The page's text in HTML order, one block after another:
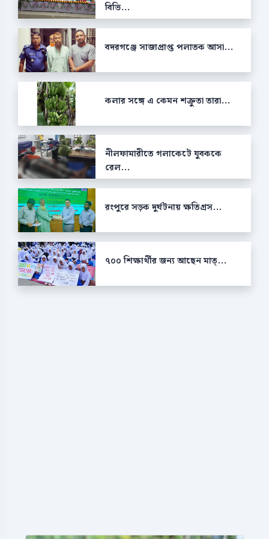
বিভি...
বদরগঞ্জে সাজাপ্রাপ্ত পলাতক আসা...
কলার সঙ্গে এ কেমন শক্রুতা তারা...
নীলফামারীতে গলাকেটে যুবককে
রেল...
রংপুরে সড়ক দুর্ঘটনায় ক্ষতিগ্রস...
৭০০ শিক্ষার্থীর জন্য আছেন মাত্...